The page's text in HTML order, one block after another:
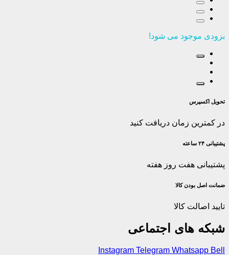
بزودی موجود می شود!
تحویل اکسپرس
در کمترین زمان دریافت کنید
پشتیبانی ۲۴ ساعته
پشتیبانی هفت روز هفته
ضمانت اصل‌ بودن کالا
تایید اصالت کالا
شبکه های اجتماعی
Instagram Telegram Whatsapp Bell